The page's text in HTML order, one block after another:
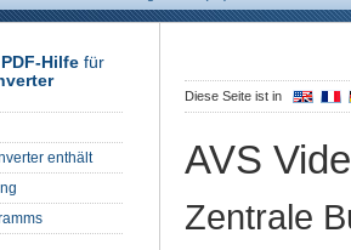
Diese Seite ist in
AVS
Zentrale
PDF-Hilfe für
enthält